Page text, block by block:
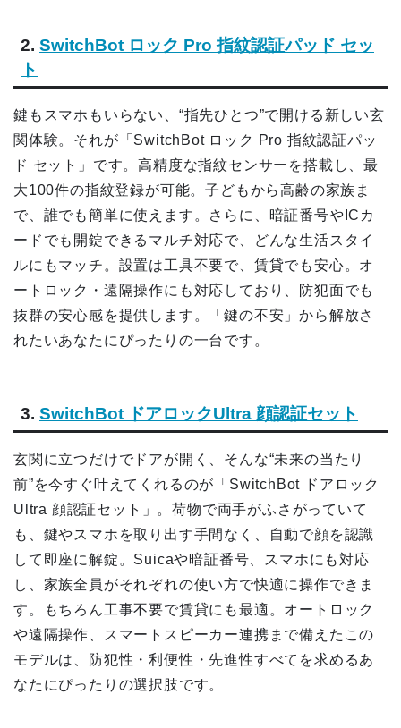
2. SwitchBot ロック Pro 指紋認証パッド セッ
ト
鍵もスマホもいらない、“指先ひとつ”で開ける新しい玄
関体験。それが「SwitchBot ロック Pro 指紋認証パッ
ド セット」です。高精度な指紋センサーを搭載し、最
大100件の指紋登録が可能。子どもから高齢の家族ま
で、誰でも簡単に使えます。さらに、暗証番号やICカ
ードでも開錠できるマルチ対応で、どんな生活スタイ
ルにもマッチ。設置は工具不要で、賃貸でも安心。オ
ートロック・遠隔操作にも対応しており、防犯面でも
抜群の安心感を提供します。「鍵の不安」から解放さ
れたいあなたにぴったりの一台です。
3. SwitchBot ドアロックUltra 顔認証セット
玄関に立つだけでドアが開く、そんな“未来の当たり
前”を今すぐ叶えてくれるのが「SwitchBot ドアロック
Ultra 顔認証セット」。荷物で両手がふさがっていて
も、鍵やスマホを取り出す手間なく、自動で顔を認識
して即座に解錠。Suicaや暗証番号、スマホにも対応
し、家族全員がそれぞれの使い方で快適に操作できま
す。もちろん工事不要で賃貸にも最適。オートロック
や遠隔操作、スマートスピーカー連携まで備えたこの
モデルは、防犯性・利便性・先進性すべてを求めるあ
なたにぴったりの選択肢です。